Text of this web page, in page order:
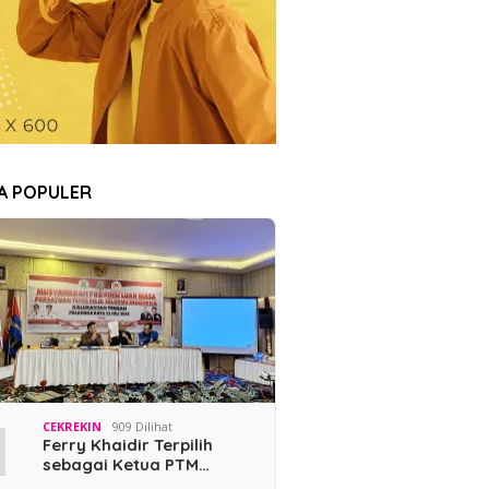
POPULER
CEKREKIN 909 Dilihat
Ferry Khaidir Terpilih
sebagai Ketua PTM…